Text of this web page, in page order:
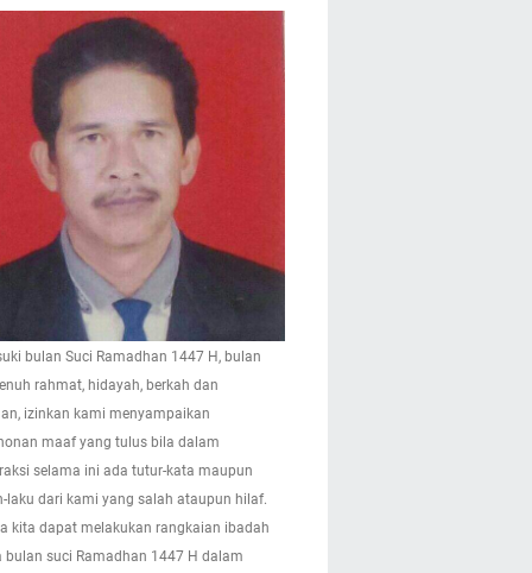
bulan Suci Ramadhan 1447 H, bulan
rahmat, hidayah, berkah dan
izinkan kami menyampaikan
maaf yang tulus bila dalam
selama ini ada tutur-kata maupun
laku dari kami yang salah ataupun hilaf.
kita dapat melakukan rangkaian ibadah
bulan suci Ramadhan 1447 H dalam